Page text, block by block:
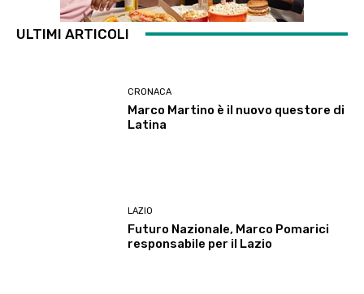
ULTIMI ARTICOLI
CRONACA
Marco Martino è il nuovo questore di
Latina
LAZIO
Futuro Nazionale, Marco Pomarici
responsabile per il Lazio